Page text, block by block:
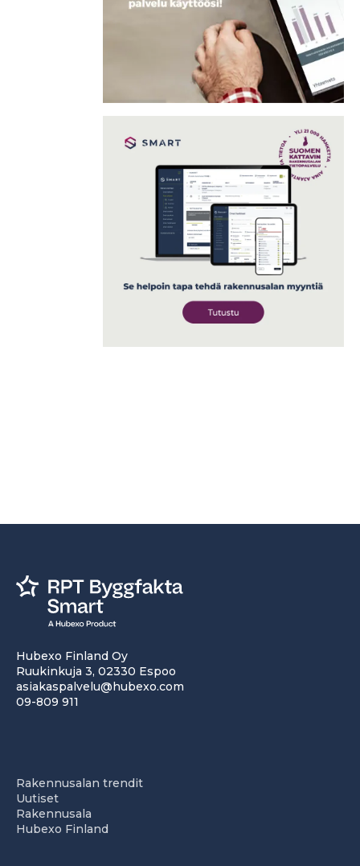
Hubexo Finland Oy
Ruukinkuja 3, 02330 Espoo
asiakaspalvelu@hubexo.com
09-809 911
Rakennusalan trendit
Uutiset
Rakennusala
Hubexo Finland